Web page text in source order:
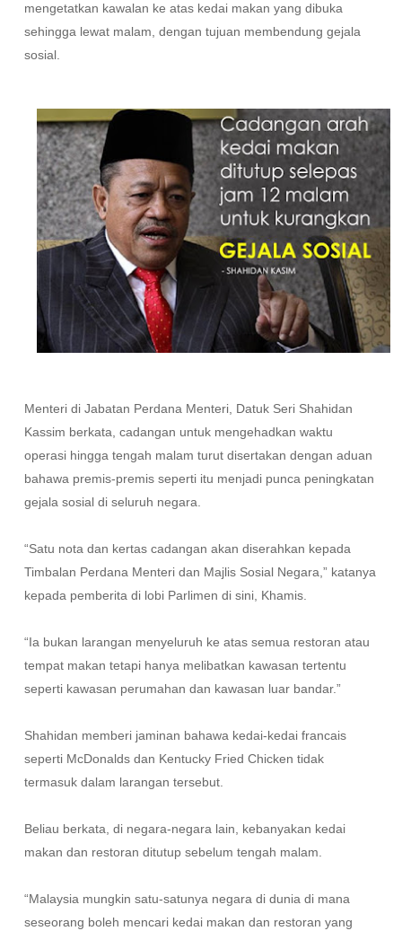
mengetatkan kawalan ke atas kedai makan yang dibuka
sehingga lewat malam, dengan tujuan membendung gejala
sosial.
Menteri di Jabatan Perdana Menteri, Datuk Seri Shahidan
Kassim berkata, cadangan untuk mengehadkan waktu
operasi hingga tengah malam turut disertakan dengan aduan
bahawa premis-premis seperti itu menjadi punca peningkatan
gejala sosial di seluruh negara.
“Satu nota dan kertas cadangan akan diserahkan kepada
Timbalan Perdana Menteri dan Majlis Sosial Negara,” katanya
kepada pemberita di lobi Parlimen di sini, Khamis.
“Ia bukan larangan menyeluruh ke atas semua restoran atau
tempat makan tetapi hanya melibatkan kawasan tertentu
seperti kawasan perumahan dan kawasan luar bandar.”
Shahidan memberi jaminan bahawa kedai-kedai francais
seperti McDonalds dan Kentucky Fried Chicken tidak
termasuk dalam larangan tersebut.
Beliau berkata, di negara-negara lain, kebanyakan kedai
makan dan restoran ditutup sebelum tengah malam.
“Malaysia mungkin satu-satunya negara di dunia di mana
seseorang boleh mencari kedai makan dan restoran yang